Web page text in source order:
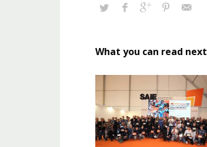
What you can read next